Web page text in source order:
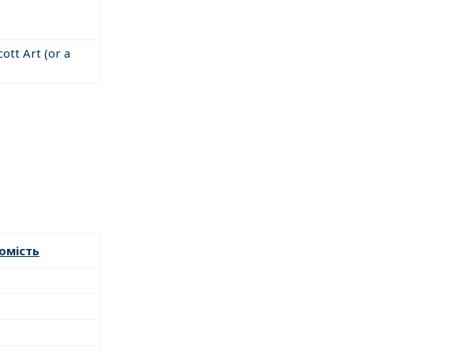
for the prize as per the "Canadian Competition Act".
information) to claim a draw prize.
Real Estate, etc). You must Follow Us on Twitter
Art (or a